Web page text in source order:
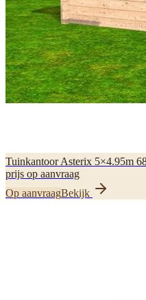
Tuinkantoor Asterix 5×4.95m
prijs op aanvraag
Op aanvraagBekijk